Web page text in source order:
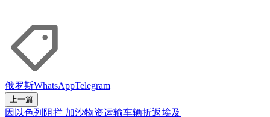
俄罗斯WhatsAppTelegram
上一篇
因以色列阻拦 加沙物资运输车辆折返埃及